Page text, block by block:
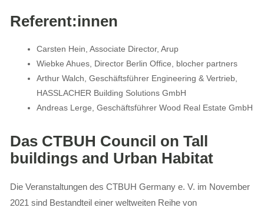
Referent:innen
Carsten Hein, Associate Director, Arup
Wiebke Ahues, Director Berlin Office, blocher partners
Arthur Walch, Geschäftsführer Engineering & Vertrieb,
HASSLACHER Building Solutions GmbH
Andreas Lerge, Geschäftsführer Wood Real Estate GmbH
Das CTBUH Council on Tall
buildings and Urban Habitat
Die Veranstaltungen des CTBUH Germany e. V. im November
2021 sind Bestandteil einer weltweiten Reihe von